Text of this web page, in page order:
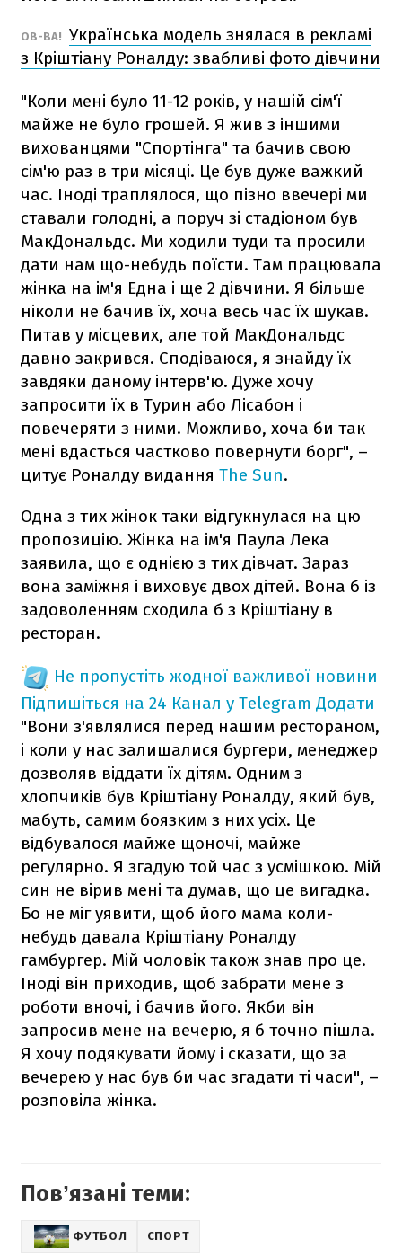
ОВ-ВА! Українська модель знялася в рекламі
з Кріштіану Роналду: звабливі фото дівчини
"Коли мені було 11-12 років, у нашій сім'ї
майже не було грошей. Я жив з іншими
вихованцями "Спортінга" та бачив свою
сім'ю раз в три місяці. Це був дуже важкий
час. Іноді траплялося, що пізно ввечері ми
ставали голодні, а поруч зі стадіоном був
МакДональдс. Ми ходили туди та просили
дати нам що-небудь поїсти. Там працювала
жінка на ім'я Една і ще 2 дівчини. Я більше
ніколи не бачив їх, хоча весь час їх шукав.
Питав у місцевих, але той МакДональдс
давно закрився. Сподіваюся, я знайду їх
завдяки даному інтерв'ю. Дуже хочу
запросити їх в Турин або Лісабон і
повечеряти з ними. Можливо, хоча би так
мені вдасться частково повернути борг", –
цитує Роналду видання The Sun.
Одна з тих жінок таки відгукнулася на цю
пропозицію. Жінка на ім'я Паула Лека
заявила, що є однією з тих дівчат. Зараз
вона заміжня і виховує двох дітей. Вона б із
задоволенням сходила б з Кріштіану в
ресторан.
Не пропустіть жодної важливої новини
Підпишіться на 24 Канал у Telegram Додати
"Вони з'являлися перед нашим рестораном,
і коли у нас залишалися бургери, менеджер
дозволяв віддати їх дітям. Одним з
хлопчиків був Кріштіану Роналду, який був,
мабуть, самим боязким з них усіх. Це
відбувалося майже щоночі, майже
регулярно. Я згадую той час з усмішкою. Мій
син не вірив мені та думав, що це вигадка.
Бо не міг уявити, щоб його мама коли-
небудь давала Кріштіану Роналду
гамбургер. Мій чоловік також знав про це.
Іноді він приходив, щоб забрати мене з
роботи вночі, і бачив його. Якби він
запросив мене на вечерю, я б точно пішла.
Я хочу подякувати йому і сказати, що за
вечерею у нас був би час згадати ті часи", –
розповіла жінка.
Повʼязані теми:
ФУТБОЛ СПОРТ